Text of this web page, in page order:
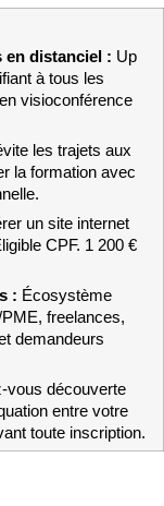
en distanciel : Up
à tous les
visioconférence
les trajets aux
la formation avec
un site internet
CPF. 1 200 €
: Écosystème
freelances,
demandeurs
vous découverte
entre votre
toute inscription.